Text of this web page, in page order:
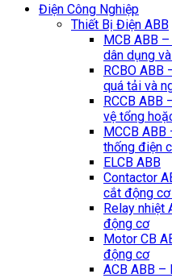
Điện Công Nghiệp
Thiết Bị Điện ABB
MCB ABB
dân dụng
RCBO ABB
quá tải và
RCCB ABB
vệ tổng
MCCB ABB
thống điện
ELCB ABB
Contactor
cắt động
Relay nhiệt
động cơ
Motor CB
động cơ
ACB ABB –